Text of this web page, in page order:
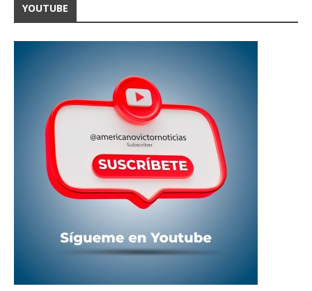
YOUTUBE